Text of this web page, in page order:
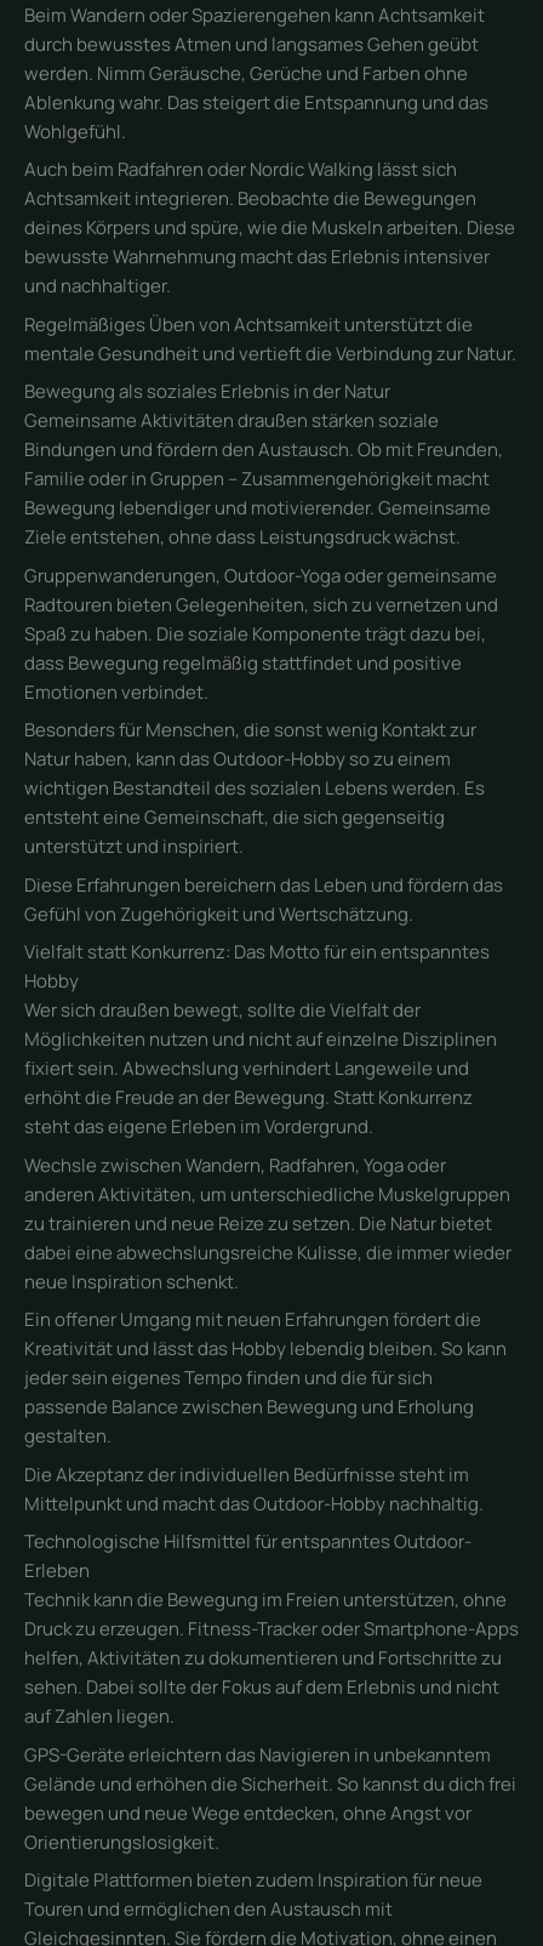
Beim Wandern oder Spazierengehen kann Achtsamkeit
durch bewusstes Atmen und langsames Gehen geübt
werden. Nimm Geräusche, Gerüche und Farben ohne
Ablenkung wahr. Das steigert die Entspannung und das
Wohlgefühl.
Auch beim Radfahren oder Nordic Walking lässt sich
Achtsamkeit integrieren. Beobachte die Bewegungen
deines Körpers und spüre, wie die Muskeln arbeiten. Diese
bewusste Wahrnehmung macht das Erlebnis intensiver
und nachhaltiger.
Regelmäßiges Üben von Achtsamkeit unterstützt die
mentale Gesundheit und vertieft die Verbindung zur Natur.
Bewegung als soziales Erlebnis in der Natur
Gemeinsame Aktivitäten draußen stärken soziale
Bindungen und fördern den Austausch. Ob mit Freunden,
Familie oder in Gruppen – Zusammengehörigkeit macht
Bewegung lebendiger und motivierender. Gemeinsame
Ziele entstehen, ohne dass Leistungsdruck wächst.
Gruppenwanderungen, Outdoor-Yoga oder gemeinsame
Radtouren bieten Gelegenheiten, sich zu vernetzen und
Spaß zu haben. Die soziale Komponente trägt dazu bei,
dass Bewegung regelmäßig stattfindet und positive
Emotionen verbindet.
Besonders für Menschen, die sonst wenig Kontakt zur
Natur haben, kann das Outdoor-Hobby so zu einem
wichtigen Bestandteil des sozialen Lebens werden. Es
entsteht eine Gemeinschaft, die sich gegenseitig
unterstützt und inspiriert.
Diese Erfahrungen bereichern das Leben und fördern das
Gefühl von Zugehörigkeit und Wertschätzung.
Vielfalt statt Konkurrenz: Das Motto für ein entspanntes
Hobby
Wer sich draußen bewegt, sollte die Vielfalt der
Möglichkeiten nutzen und nicht auf einzelne Disziplinen
fixiert sein. Abwechslung verhindert Langeweile und
erhöht die Freude an der Bewegung. Statt Konkurrenz
steht das eigene Erleben im Vordergrund.
Wechsle zwischen Wandern, Radfahren, Yoga oder
anderen Aktivitäten, um unterschiedliche Muskelgruppen
zu trainieren und neue Reize zu setzen. Die Natur bietet
dabei eine abwechslungsreiche Kulisse, die immer wieder
neue Inspiration schenkt.
Ein offener Umgang mit neuen Erfahrungen fördert die
Kreativität und lässt das Hobby lebendig bleiben. So kann
jeder sein eigenes Tempo finden und die für sich
passende Balance zwischen Bewegung und Erholung
gestalten.
Die Akzeptanz der individuellen Bedürfnisse steht im
Mittelpunkt und macht das Outdoor-Hobby nachhaltig.
Technologische Hilfsmittel für entspanntes Outdoor-
Erleben
Technik kann die Bewegung im Freien unterstützen, ohne
Druck zu erzeugen. Fitness-Tracker oder Smartphone-Apps
helfen, Aktivitäten zu dokumentieren und Fortschritte zu
sehen. Dabei sollte der Fokus auf dem Erlebnis und nicht
auf Zahlen liegen.
GPS-Geräte erleichtern das Navigieren in unbekanntem
Gelände und erhöhen die Sicherheit. So kannst du dich frei
bewegen und neue Wege entdecken, ohne Angst vor
Orientierungslosigkeit.
Digitale Plattformen bieten zudem Inspiration für neue
Touren und ermöglichen den Austausch mit
Gleichgesinnten. Sie fördern die Motivation, ohne einen